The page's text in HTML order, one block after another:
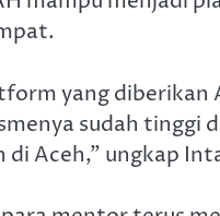
yang diberikan
sudah tinggi
Aceh,” ungkap